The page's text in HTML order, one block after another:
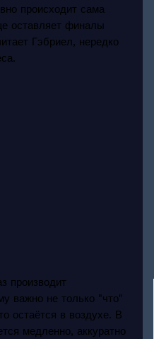
происходит сама
оставляет финалы
Гэбриел, нередко
производит
важно не только "что"
остаётся в воздухе. В
медленно, аккуратно